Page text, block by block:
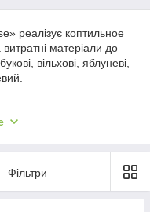
реалізує коптильное
матеріали до
вільхові, яблуневі,
і фруктового
і вільха.
Фільтри